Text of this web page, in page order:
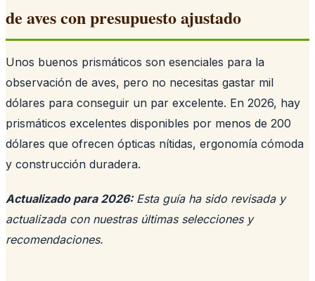
de aves con presupuesto ajustado
Unos buenos prismáticos son esenciales para la
observación de aves, pero no necesitas gastar mil
dólares para conseguir un par excelente. En 2026, hay
prismáticos excelentes disponibles por menos de 200
dólares que ofrecen ópticas nítidas, ergonomía cómoda
y construcción duradera.
Actualizado para 2026:Esta guía ha sido revisada y
actualizada con nuestras últimas selecciones y
recomendaciones.